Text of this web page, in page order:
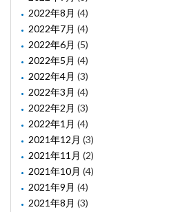
2022年8月 (4)
2022年7月 (4)
2022年6月 (5)
2022年5月 (4)
2022年4月 (3)
2022年3月 (4)
2022年2月 (3)
2022年1月 (4)
2021年12月 (3)
2021年11月 (2)
2021年10月 (4)
2021年9月 (4)
2021年8月 (3)